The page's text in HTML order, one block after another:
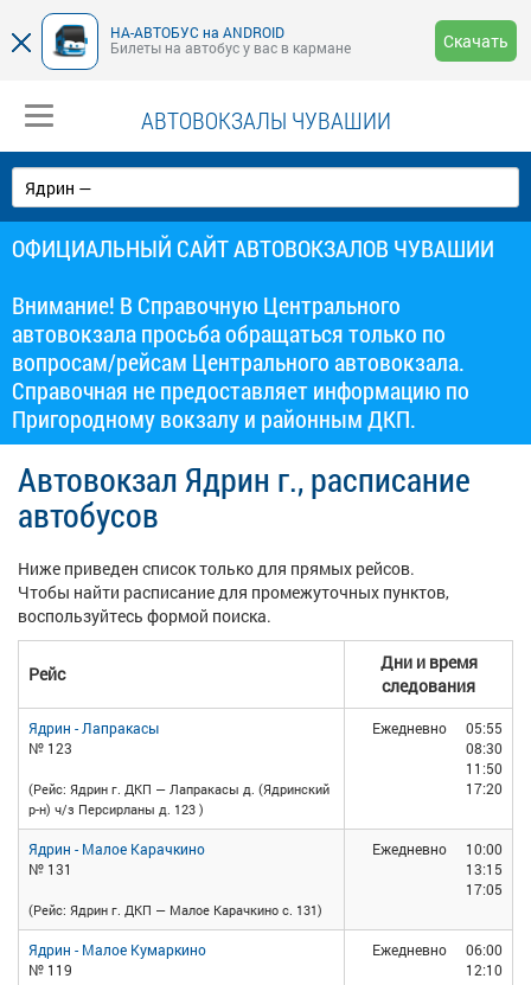
НА-АВТОБУС на ANDROID
Билеты на автобус у вас в кармане
Скачать
АВТОВОКЗАЛЫ ЧУВАШИИ
ОФИЦИАЛЬНЫЙ САЙТ АВТОВОКЗАЛОВ ЧУВАШИИ
Внимание! В Справочную Центрального
автовокзала просьба обращаться только по
вопросам/рейсам Центрального автовокзала.
Справочная не предоставляет информацию по
Пригородному вокзалу и районным ДКП.
Автовокзал Ядрин г., расписание
автобусов
Ниже приведен список только для прямых рейсов.
Чтобы найти расписание для промежуточных пунктов,
воспользуйтесь формой поиска.
Рейс
Дни и время
следования
Ядрин - Лапракасы
№ 123
(Рейс: Ядрин г. ДКП — Лапракасы д. (Ядринский
р-н) ч/з Персирланы д. 123 )
Ежедневно
05:55
08:30
11:50
17:20
Ядрин - Малое Карачкино
№ 131
(Рейс: Ядрин г. ДКП — Малое Карачкино с. 131)
Ежедневно
10:00
13:15
17:05
Ядрин - Малое Кумаркино
№ 119
Ежедневно
06:00
12:10